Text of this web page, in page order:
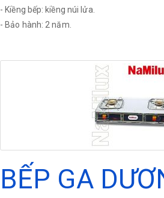
- Kiềng bếp: kiềng núi lửa.
- Bảo hành: 2 năm.
BẾP GA